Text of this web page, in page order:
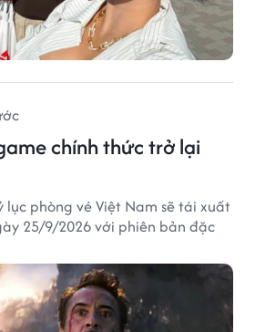
chính thức trở lại
phòng vé Việt Nam sẽ tái xuất
25/9/2026 với phiên bản đặc